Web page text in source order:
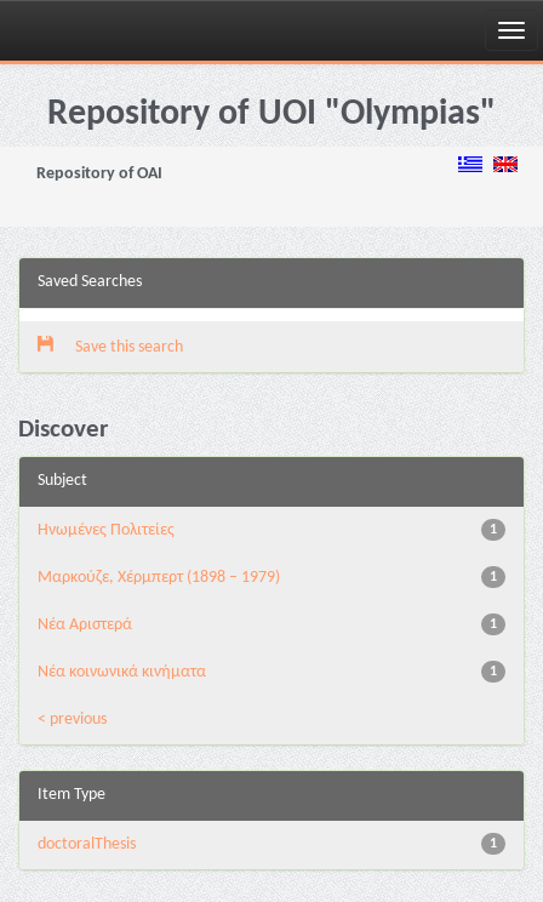
Skip
navigationRepository of UOI "Olympias"
Repository of OAI
Saved Searches
Save this search
Discover
Subject
1
Ηνωμένες Πολιτείες
1
Μαρκούζε, Χέρμπερτ (1898 – 1979)
1
Νέα Αριστερά
1
Νέα κοινωνικά κινήματα
< previous
Item Type
1
doctoralThesis